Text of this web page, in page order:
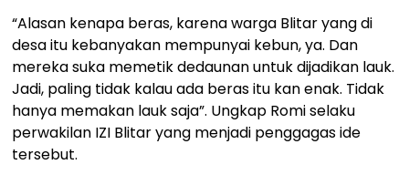
“Alasan kenapa beras, karena warga Blitar yang di
desa itu kebanyakan mempunyai kebun, ya. Dan
mereka suka memetik dedaunan untuk dijadikan lauk.
Jadi, paling tidak kalau ada beras itu kan enak. Tidak
hanya memakan lauk saja”. Ungkap Romi selaku
perwakilan IZI Blitar yang menjadi penggagas ide
tersebut.